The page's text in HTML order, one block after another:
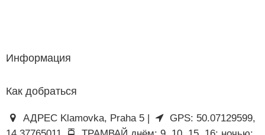
Информация
Как добраться
АДРЕС Klamovka, Praha 5 |
GPS: 50.07129599,